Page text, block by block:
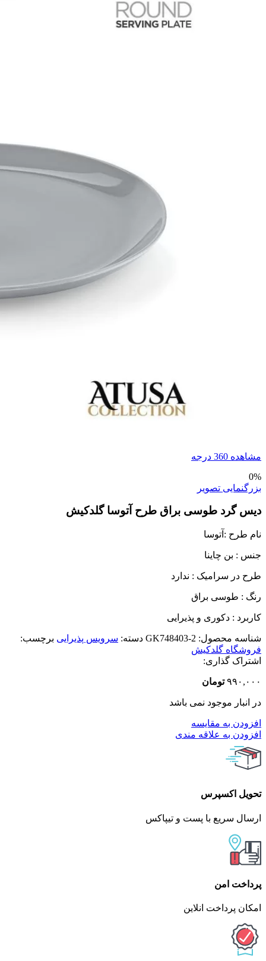
مشاهده 360 درجه
0%
بزرگنمایی تصویر
دیس گرد طوسی براق طرح آتوسا گلدکیش
نام طرح :‌آتوسا
جنس : بن چاینا
طرح در سرامیک : ندارد
رنگ : طوسی براق
کاربرد : دکوری و پذیرایی
شناسه محصول: GK748403-2 دسته: سرویس پذیرایی برچسب:
فروشگاه گلدکیش
اشتراک گذاری:
۹۹۰,۰۰۰ تومان
در انبار موجود نمی باشد
افزودن به مقایسه
افزودن به علاقه مندی
تحویل اکسپرس
ارسال سریع با پست و تیپاکس
پرداخت امن
امکان پرداخت انلاین